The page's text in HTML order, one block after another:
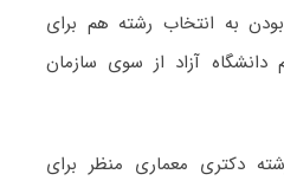
به انتخاب رشته هم برای
آزاد از سوی سازمان
دکتری معماری منظر برای